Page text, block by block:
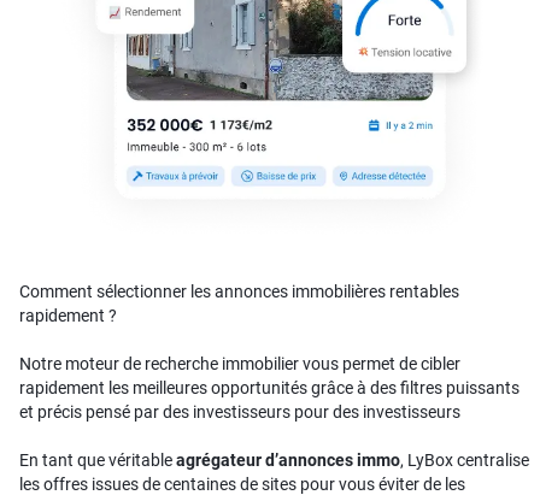
Comment sélectionner les annonces immobilières rentables
rapidement ?
Notre moteur de recherche immobilier vous permet de cibler
rapidement les meilleures opportunités grâce à des filtres puissants
et précis pensé par des investisseurs pour des investisseurs
En tant que véritableagrégateur d’annonces immo, LyBox centralise
les offres issues de centaines de sites pour vous éviter de les